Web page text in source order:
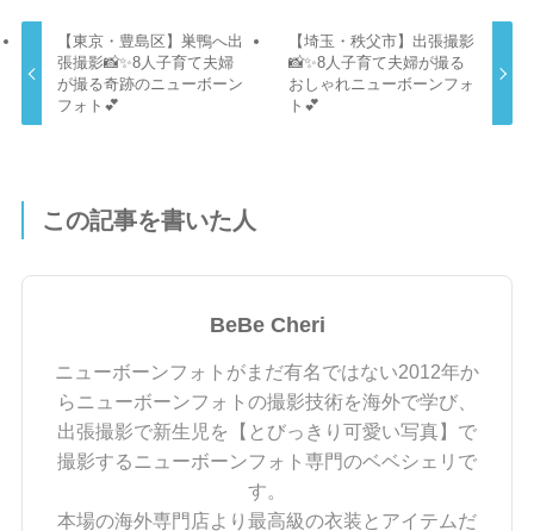
【東京・豊島区】巣鴨へ出
張撮影📸✨8人子育て夫婦
が撮る奇跡のニューボーン
フォト💕
【埼玉・秩父市】出張撮影
📸✨8人子育て夫婦が撮る
おしゃれニューボーンフォ
ト💕
この記事を書いた人
BeBe Cheri
ニューボーンフォトがまだ有名ではない2012年か
らニューボーンフォトの撮影技術を海外で学び、
出張撮影で新生児を【とびっきり可愛い写真】で
撮影するニューボーンフォト専門のベベシェリで
す。
本場の海外専門店より最高級の衣装とアイテムだ